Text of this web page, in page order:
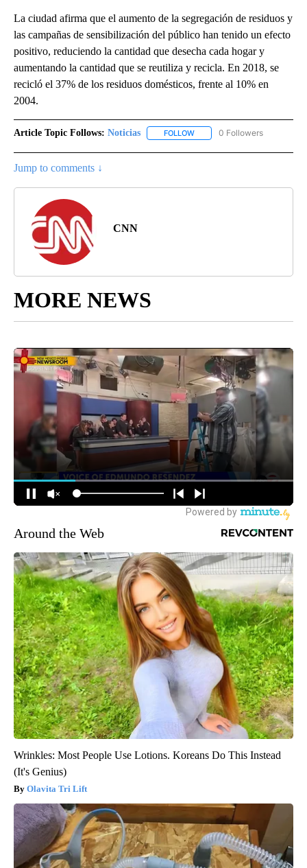
La ciudad afirma que el aumento de la segregación de residuos y
las campañas de sensibilización del público han tenido un efecto
positivo, reduciendo la cantidad que desecha cada hogar y
aumentando la cantidad que se reutiliza y recicla. En 2018, se
recicló el 37% de los residuos domésticos, frente al 10% en
2004.
Article Topic Follows: Noticias FOLLOW FOLLOW "NOTICIAS" TO
0 Followers
Jump to comments ↓
CNN
MORE NEWS
Around the Web
Wrinkles: Most People Use Lotions. Koreans Do This Instead
(It's Genius)
Olavita Tri Lift